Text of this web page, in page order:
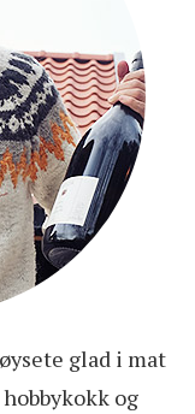
glad i mat
hobbykokk og